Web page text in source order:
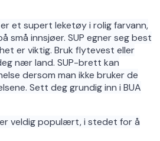
et supert leketøy i rolig farvann,
små innsjøer. SUP egner seg best
er viktig. Bruk flytevest eller
nær land. SUP-brett kan
dersom man ikke bruker de
Sett deg grundig inn i BUA
er veldig populært, i stedet for å